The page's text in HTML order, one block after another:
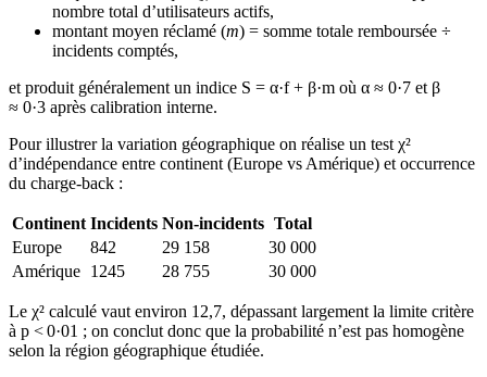
nombre total d’utilisateurs actifs,
montant moyen réclamé (m) = somme totale remboursée ÷
incidents comptés,
et produit généralement un indice S = α·f + β·m où α ≈ 0·7 et β
≈ 0·3 après calibration interne.
Pour illustrer la variation géographique on réalise un test χ²
d’indépendance entre continent (Europe vs Amérique) et occurrence
du charge‑back :
Continent Incidents Non‑incidents Total
Europe
842 29 158
30 000
Amérique 1245 28 755 30 000
Le χ² calculé vaut environ 12,7, dépassant largement la limite critère
à p < 0·01 ; on conclut donc que la probabilité n’est pas homogène
selon la région géographique étudiée.